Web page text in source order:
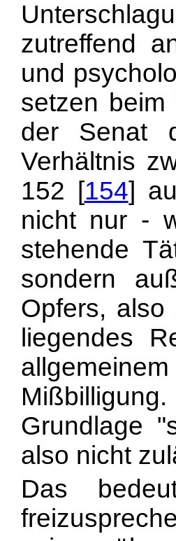
zutreffend
und
setzen
der Senat
Verhältnis
152 [154]
nicht nur -
stehende
sondern
Opfers,
liegendes
Grundlage
also nicht
Das